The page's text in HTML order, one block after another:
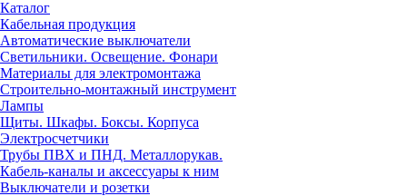
Каталог
Кабельная продукция
Автоматические выключатели
Светильники. Освещение. Фонари
Материалы для электромонтажа
Строительно-монтажный инструмент
Лампы
Щиты. Шкафы. Боксы. Корпуса
Электросчетчики
Трубы ПВХ и ПНД. Металлорукав.
Кабель-каналы и аксессуары к ним
Выключатели и розетки